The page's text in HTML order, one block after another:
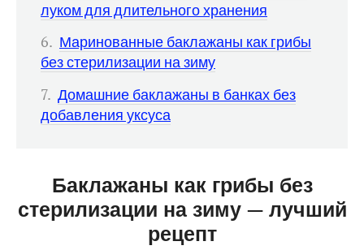
луком для длительного хранения
Маринованные баклажаны как грибы
без стерилизации на зиму
Домашние баклажаны в банках без
добавления уксуса
Баклажаны как грибы без
стерилизации на зиму — лучший
рецепт